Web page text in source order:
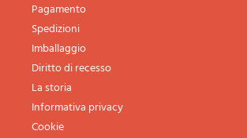
Pagamento
Spedizioni
Imballaggio
Diritto di recesso
La storia
Informativa privacy
Cookie